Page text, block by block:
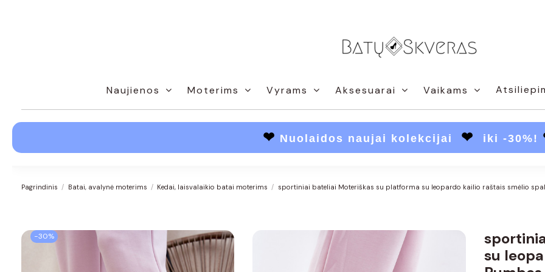
Naujienos Moterims Vyrams Aksesuarai Vaikams
❤ Nuolaidos naujai kolekcijai ❤ iki -30%!
Pagrindinis Batai, avalynė moterims Kedai, laisvalaikio batai moterims sportiniai bateliai Moteriškas su platforma su leopardo kailio raštais smėlio
−30%
su